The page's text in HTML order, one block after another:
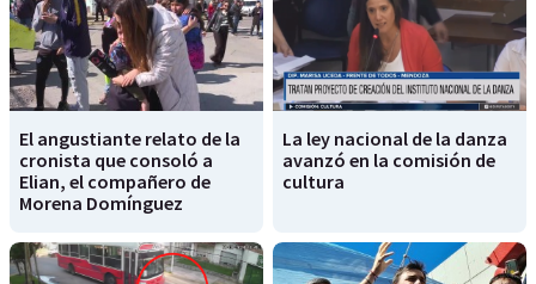
El angustiante relato de la
cronista que consoló a
Elian, el compañero de
Morena Domínguez
La ley nacional de la danza
avanzó en la comisión de
cultura